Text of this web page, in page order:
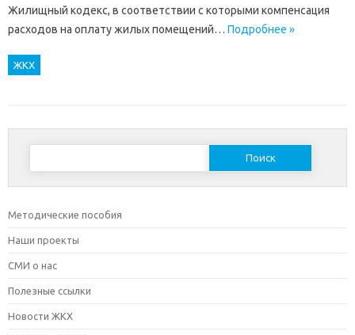
Жилищный кодекс, в соответствии с которыми компенсация
расходов на оплату жилых помещений… Подробнее »
ЖКХ
Найти:
Методические пособия
Наши проекты
СМИ о нас
Полезные ссылки
Новости ЖКХ